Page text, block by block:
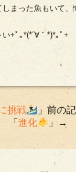
まった魚もいて、
+ﾟ｡*(*´∀｀*)*｡ﾟ+
挑戦
」前の
「 進化 」→